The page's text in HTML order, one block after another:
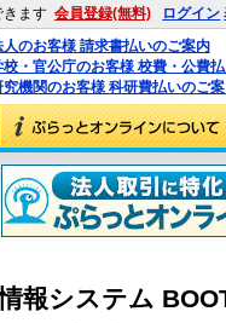
きます 会員登録(無料) ログイン
人のお客様 請求書払いのご案内
校・官公庁のお客様 校費・公費
究機関のお客様 科研費払いのご
報システム